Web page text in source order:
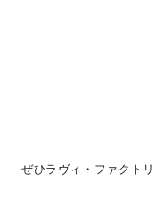
ぜひラヴィ・ファクト